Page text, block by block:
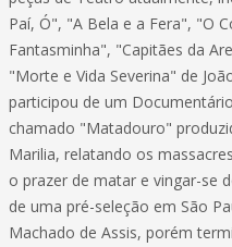
Paí, Ó", "A Bela e a Fera", "O
Fantasminha", "Capitães da
"Morte e Vida Severina" de
participou de um
chamado "Matadouro"
Marilia, relatando os
o prazer de matar e vingar-se
de uma pré-seleção em São
Machado de Assis, porém